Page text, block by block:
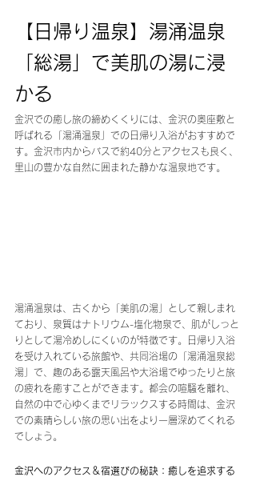
【日帰り温泉】湯涌温泉
「総湯」で美肌の湯に浸
かる
金沢での癒し旅の締めくくりには、金沢の奥座敷と
呼ばれる「湯涌温泉」での日帰り入浴がおすすめで
す。金沢市内からバスで約40分とアクセスも良く、
里山の豊かな自然に囲まれた静かな温泉地です。
湯涌温泉は、古くから「美肌の湯」として親しまれ
ており、泉質はナトリウム-塩化物泉で、肌がしっと
りとして湯冷めしにくいのが特徴です。日帰り入浴
を受け入れている旅館や、共同浴場の「湯涌温泉総
湯」で、趣のある露天風呂や大浴場でゆったりと旅
の疲れを癒すことができます。都会の喧騒を離れ、
自然の中で心ゆくまでリラックスする時間は、金沢
での素晴らしい旅の思い出をより一層深めてくれる
でしょう。
金沢へのアクセス＆宿選びの秘訣：癒しを追求する